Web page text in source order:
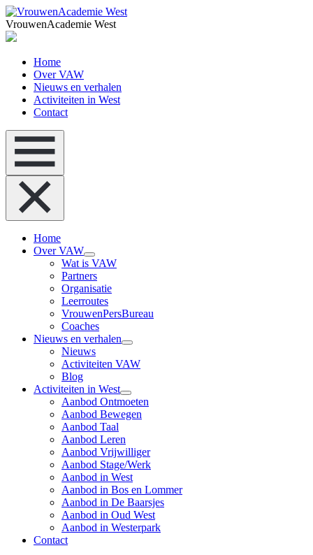
VrouwenAcademie West
Home
Over VAW
Nieuws en verhalen
Activiteiten in West
Contact
Home
Over VAW
Wat is VAW
Partners
Organisatie
Leerroutes
VrouwenPersBureau
Coaches
Nieuws en verhalen
Nieuws
Activiteiten VAW
Blog
Activiteiten in West
Aanbod Ontmoeten
Aanbod Bewegen
Aanbod Taal
Aanbod Leren
Aanbod Vrijwilliger
Aanbod Stage/Werk
Aanbod in West
Aanbod in Bos en Lommer
Aanbod in De Baarsjes
Aanbod in Oud West
Aanbod in Westerpark
Contact